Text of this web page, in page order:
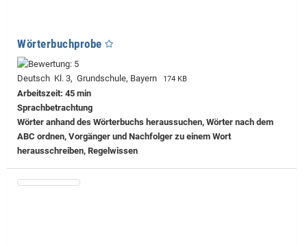
Wörterbuchprobe
Deutsch Kl. 3, Grundschule, Bayern 174 KB
Arbeitszeit: 45 min
Sprachbetrachtung
Wörter anhand des Wörterbuchs heraussuchen, Wörter nach dem
ABC ordnen, Vorgänger und Nachfolger zu einem Wort
herausschreiben, Regelwissen